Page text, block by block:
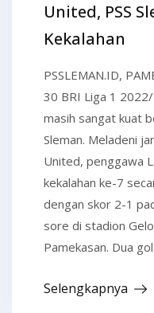
United, PSS
Kekalahan
PSSLEMAN.ID,
30 BRI Liga 1
masih sangat kuat
Sleman. Meladeni
United, penggawa
kekalahan ke-7
dengan skor 2-1
sore di stadion
Pamekasan. Dua
Selengkapnya